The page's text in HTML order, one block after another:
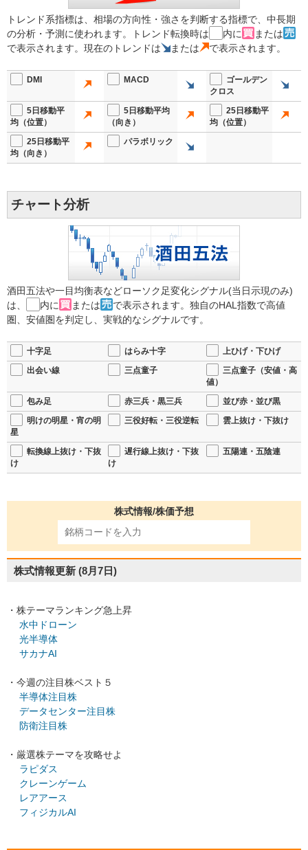
トレンド系指標は、相場の方向性・強さを判断する指標で、中長期
の分析・予測に使われます。トレンド転換時は
内に
または
で表示されます。現在のトレンドは
または で表示されます。
DMI MACD
ゴールデン
クロス
5日移動平
均（位置）
5日移動平均
（向き）
25日移動平
均（位置）
25日移動平
均（向き）
パラボリック
チャート分析
酒田五法や一目均衡表などローソク足変化シグナル(当日示現のみ)
は、
内に または
で表示されます。独自のHAL指数で高値
圏、安値圏を判定し、実戦的なシグナルです。
十字足 はらみ十字
上ひげ・下ひげ
出会い線
三点童子
三点童子（安値・高
値）
包み足
赤三兵・黒三兵
並び赤・並び黒
明けの明星・宵の明
星
三役好転・三役逆転 雲上抜け・下抜け
転換線上抜け・下抜
け
遅行線上抜け・下抜
け
五陽連・五陰連
株式情報/株価予想
株式情報更新 (8月7日)
・株テーマランキング急上昇
水中ドローン
光半導体
サカナAI
・今週の注目株ベスト５
半導体注目株
データセンター注目株
防衛注目株
・厳選株テーマを攻略せよ
ラピダス
クレーンゲーム
レアアース
フィジカルAI